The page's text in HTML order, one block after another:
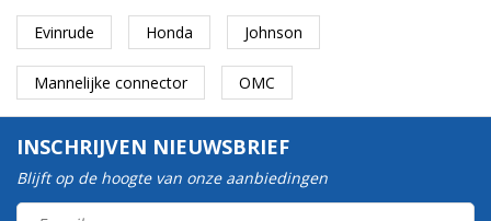
Evinrude Honda Johnson
Mannelijke connector OMC
INSCHRIJVEN NIEUWSBRIEF
Blijft op de hoogte van onze aanbiedingen